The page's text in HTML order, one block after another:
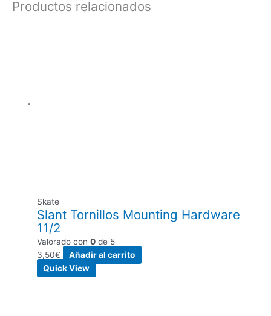
Productos relacionados
Skate
Slant Tornillos Mounting Hardware
11/2
Valorado con0 de 5
3,50€
Añadir al carrito
Quick View